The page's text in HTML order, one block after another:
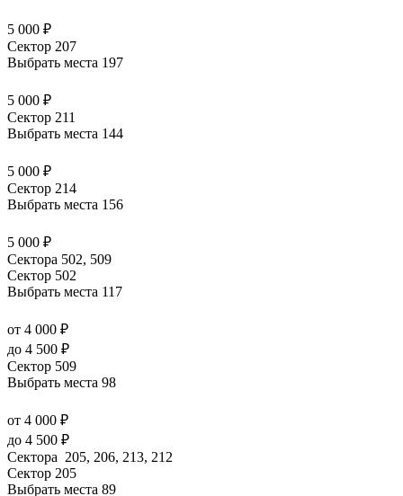
5 000 ₽
Сектор 207
Выбрать места 197
5 000 ₽
Сектор 211
Выбрать места 144
5 000 ₽
Сектор 214
Выбрать места 156
5 000 ₽
Сектора 502, 509
Сектор 502
Выбрать места 117
от 4 000 ₽
до 4 500 ₽
Сектор 509
Выбрать места 98
от 4 000 ₽
до 4 500 ₽
Сектора 205, 206, 213, 212
Сектор 205
Выбрать места 89